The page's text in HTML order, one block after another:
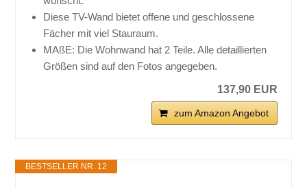
Diese TV-Wand bietet offene und geschlossene
Fächer mit viel Stauraum.
MAßE: Die Wohnwand hat 2 Teile. Alle detaillierten
Größen sind auf den Fotos angegeben.
137,90 EUR
zum Amazon Angebot
BESTSELLER NR. 12